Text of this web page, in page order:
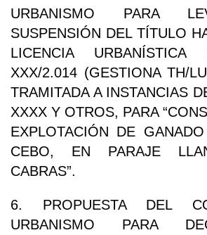
URBANISMO PARA
SUSPENSIÓN DEL TÍTULO
LICENCIA
XXX/2.014 (GESTIONA TH/
TRAMITADA A INSTANCIAS
XXXX Y OTROS, PARA
EXPLOTACIÓN DE
CEBO, EN PARAJE
CABRAS”.
6. PROPUESTA DEL
URBANISMO PARA